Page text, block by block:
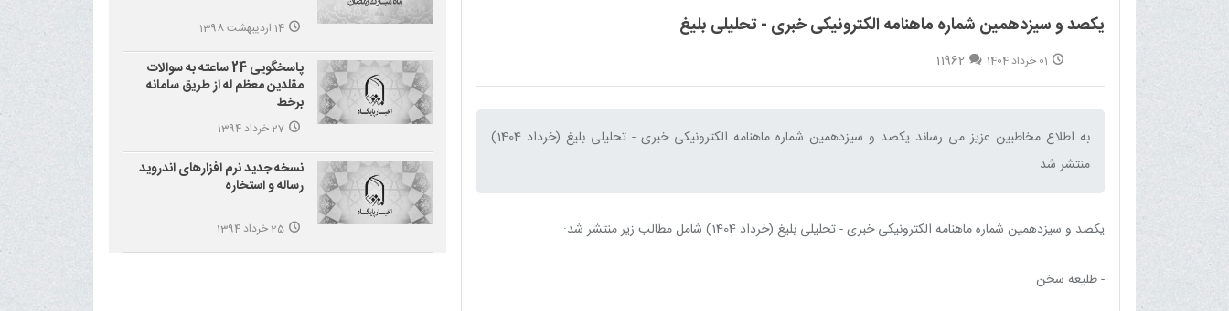
یکصد و سیزدهمین شماره ماهنامه الکترونیکی خبری - تحلیلی بلیغ
01 خرداد 1404 11962
به اطلاع مخاطبین عزیز می رساند یکصد و سیزدهمین شماره ماهنامه الکترونیکی خبری - تحلیلی بلیغ (خرداد 1404)
منتشر شد‌
یکصد و سیزدهمین شماره ماهنامه الکترونیکی خبری - تحلیلی بلیغ (خرداد 1404) شامل مطالب زیر منتشر شد:
- طلیعه سخن
14 اردیبهشت 1398
پاسخگویی 24 ساعته به سوالات
مقلدین معظم له از طریق سامانه
برخط
27 خرداد 1394
نسخه جدید نرم افزارهای اندروید
رساله و استخاره
25 خرداد 1394